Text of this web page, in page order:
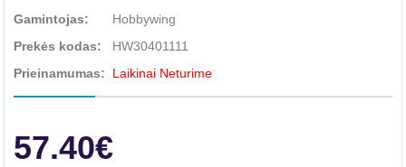
Gamintojas:
Hobbywing
Prekės kodas:
HW30401111
Prieinamumas:
Laikinai Neturime
57.40€